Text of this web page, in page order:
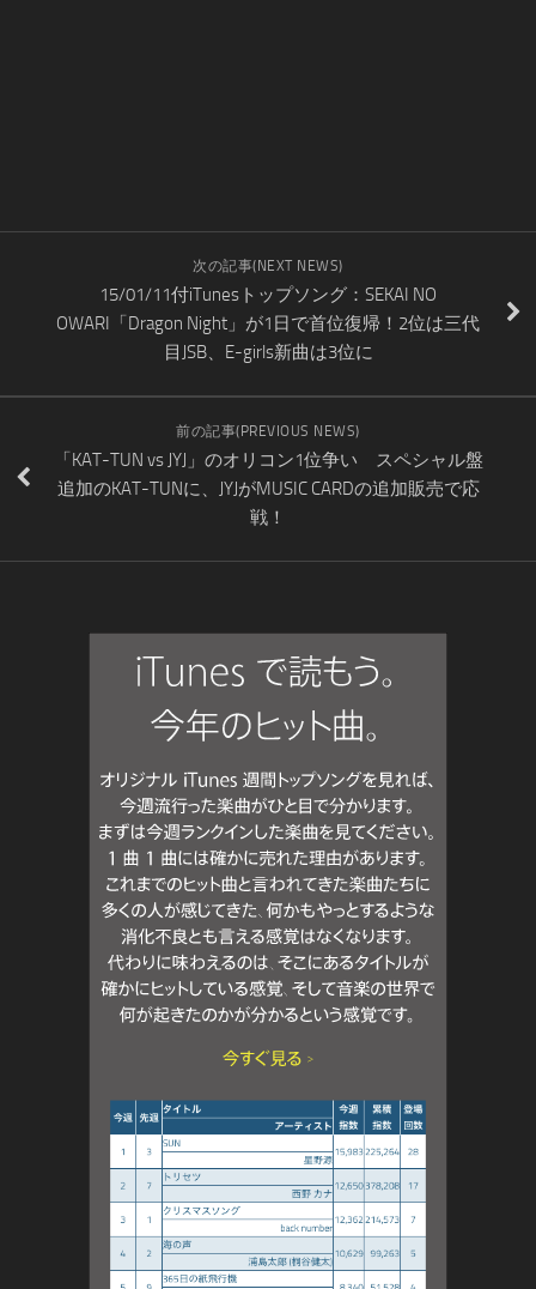
次の記事(NEXT NEWS)
15/01/11付iTunesトップソング：SEKAI NO
OWARI「Dragon Night」が1日で首位復帰！2位は三代
目JSB、E-girls新曲は3位に
前の記事(PREVIOUS NEWS)
「KAT-TUN vs JYJ」のオリコン1位争い スペシャル盤
追加のKAT-TUNに、JYJがMUSIC CARDの追加販売で応
戦！